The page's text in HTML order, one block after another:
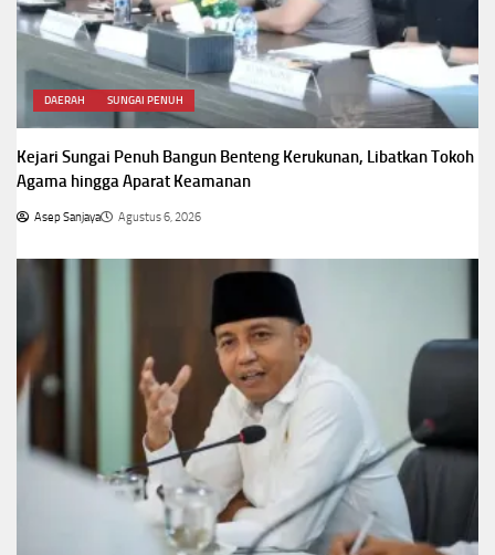
DAERAH SUNGAI PENUH
Kejari Sungai Penuh Bangun Benteng Kerukunan, Libatkan Tokoh
Agama hingga Aparat Keamanan
Asep Sanjaya Agustus 6, 2026